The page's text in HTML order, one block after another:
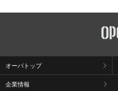
オーパトップ
企業情報